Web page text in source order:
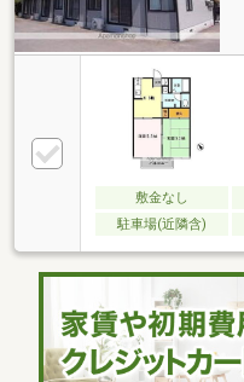
敷金なし
駐車場(近隣含)